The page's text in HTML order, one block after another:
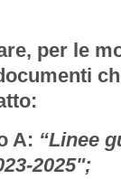
per le
A: “Linee
2025";